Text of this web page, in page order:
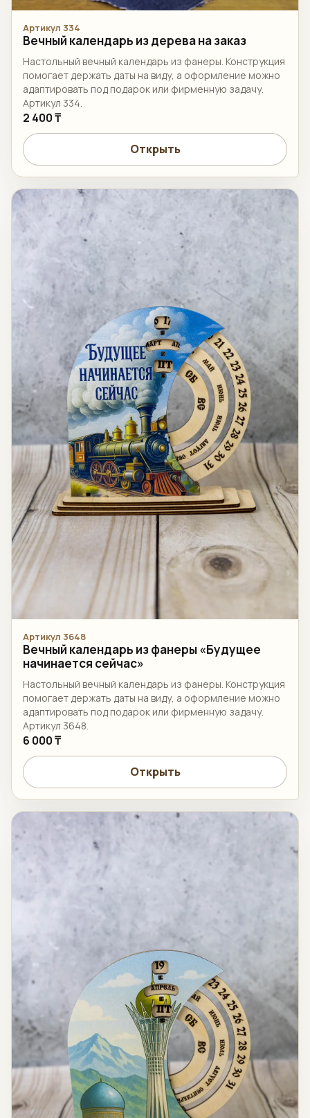
Артикул 334
Вечный календарь из дерева на заказ
Настольный вечный календарь из фанеры. Конструкция
помогает держать даты на виду, а оформление можно
адаптировать под подарок или фирменную задачу.
Артикул 334.
2 400 ₸
Открыть
Артикул 3648
Вечный календарь из фанеры «Будущее
начинается сейчас»
Настольный вечный календарь из фанеры. Конструкция
помогает держать даты на виду, а оформление можно
адаптировать под подарок или фирменную задачу.
Артикул 3648.
6 000 ₸
Открыть